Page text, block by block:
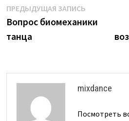
Навигация
по
записям
ПРЕДЫДУЩАЯ ЗАПИСЬ
запись:
Вопрос биомеханики
танца
mixdance
Посмотреть